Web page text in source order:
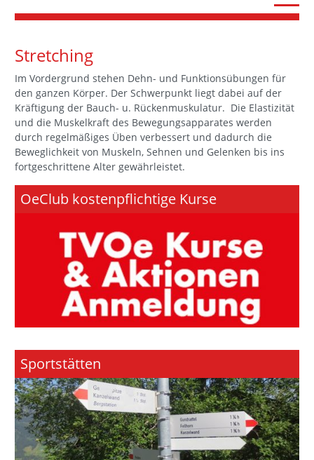
Stretching
Im Vordergrund stehen Dehn- und Funktionsübungen für
den ganzen Körper. Der Schwerpunkt liegt dabei auf der
Kräftigung der Bauch- u. Rückenmuskulatur. Die Elastizität
und die Muskelkraft des Bewegungsapparates werden
durch regelmäßiges Üben verbessert und dadurch die
Beweglichkeit von Muskeln, Sehnen und Gelenken bis ins
fortgeschrittene Alter gewährleistet.
OeClub kostenpflichtige Kurse
Sportstätten